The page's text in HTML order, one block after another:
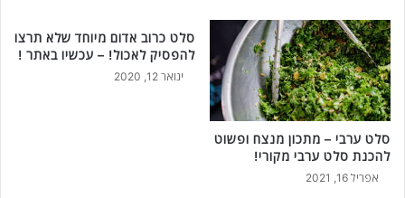
סלט ערבי – מתכון מנצח ופשוט
להכנת סלט ערבי מקורי!
אפריל 16, 2021
סלט כרוב אדום מיוחד שלא תרצו
להפסיק לאכול! – עכשיו באתר !
ינואר 12, 2020